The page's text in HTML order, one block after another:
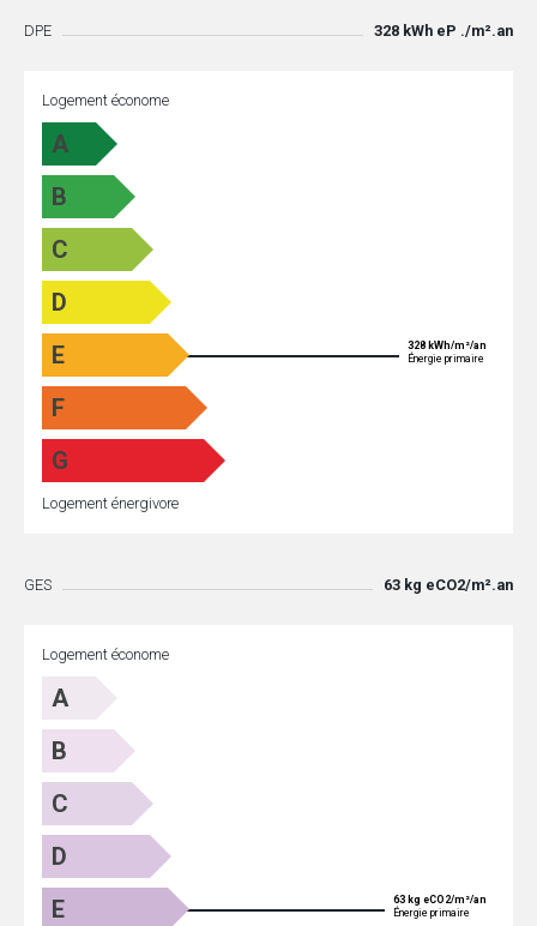
DPE 328 kWh eP ./m².an
Logement économe
A
B
C
D
E
328 kWh/m²/an
Énergie primaire
F
G
Logement énergivore
GES 63 kg eCO2/m².an
Logement économe
A
B
C
D
E
63 kg eCO2/m²/an
Énergie primaire